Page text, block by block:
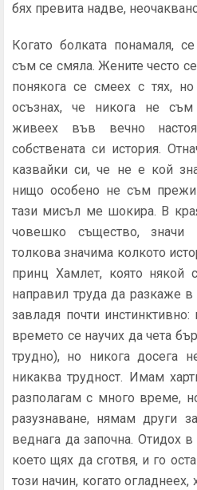
бях превита надве,
Когато болката понамаля,
съм се смяла. Жените често
понякога се смеех с тях,
осъзнах, че никога не
живеех във вечно
собствената си история.
казвайки си, че не е кой
нищо особено не съм
тази мисъл ме шокира. В
човешко същество,
толкова значима колкото
принц Хамлет, която
направил труда да разкаже
завладя почти
времето се научих да чета
трудно), но никога досега
никаква трудност. Имам
разполагам с много време,
разузнаване, нямам други
веднага да започна. Отидох
което щях да сготвя, и го
този начин, когато